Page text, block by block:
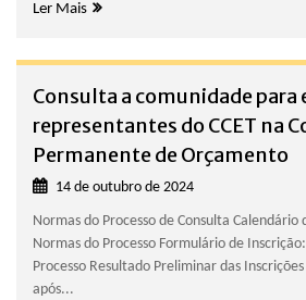
Ler Mais
Consulta a comunidade para
representantes do CCET na
Permanente de Orçamento
14 de outubro de 2024
Normas do Processo de Consulta Calendário
Normas do Processo Formulário de
Processo Resultado Preliminar das
após...